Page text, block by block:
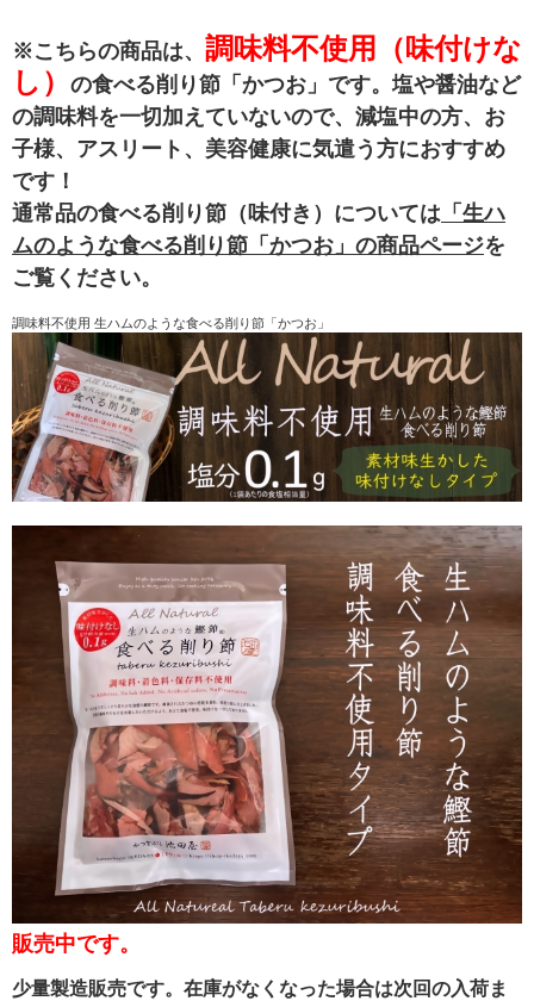
※こちらの商品は、 調味料不使用（味付けな
し）
の食べる削り節「かつお」です。塩や醤油など
の調味料を一切加えていないので、減塩中の方、お
子様、アスリート、美容健康に気遣う方におすすめ
です！
通常品の食べる削り節（味付き）については 「生ハ
ムのような食べる削り節「かつお」の商品ページを
ご覧ください。
調味料不使用 生ハムのような食べる削り節「かつお」
販売中です。
少量製造販売です。在庫がなくなった場合は次回の入荷ま